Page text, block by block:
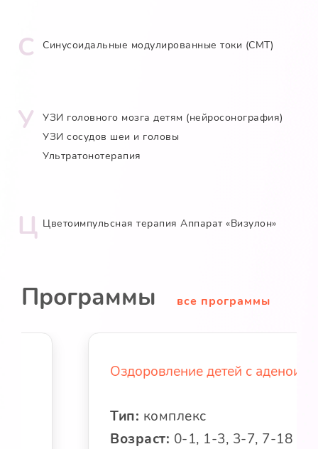
С Синусоидальные модулированные токи (СМТ)
У
УЗИ головного мозга детям (нейросонография)
УЗИ сосудов шеи и головы
Ультратонотерапия
Ц Цветоимпульсная терапия Аппарат «Визулон»
Программы все программы
Оздоровление детей с аденоидами
комплекс
0-1, 1-3, 3-7, 7-18